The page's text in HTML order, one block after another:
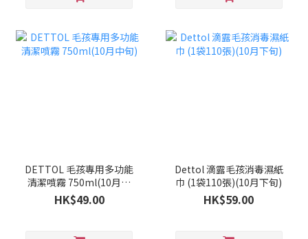
DETTOL 毛孩專用多功能
清潔噴霧 750ml(10月中
旬)
HK$49.00
Dettol 滴露毛孩消毒濕紙
巾 (1袋110張)(10月下旬)
HK$59.00